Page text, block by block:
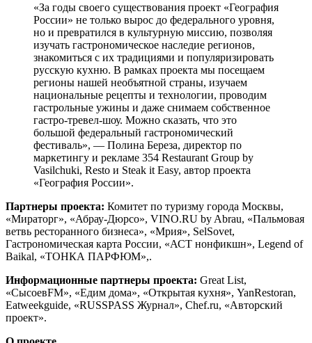
«За годы своего существования проект «География
России» не только вырос до федерального уровня,
но и превратился в культурную миссию, позволяя
изучать гастрономическое наследие регионов,
знакомиться с их традициями и популяризировать
русскую кухню. В рамках проекта мы посещаем
регионы нашей необъятной страны, изучаем
национальные рецепты и технологии, проводим
гастрольные ужины и даже снимаем собственное
гастро-тревел-шоу. Можно сказать, что это
большой федеральный гастрономический
фестиваль», — Полина Береза, директор по
маркетингу и рекламе 354 Restaurant Group by
Vasilchuki, Resto и Steak it Easy, автор проекта
«География России».
Партнеры проекта: Комитет по туризму города Москвы,
«Мираторг», «Абрау-Дюрсо», VINO.RU by Abrau, «Пальмовая
ветвь ресторанного бизнеса», «Мрия», SelSovet,
Гастрономическая карта России, «АСТ нонфикшн», Legend of
Baikal, «ТОНКА ПАРФЮМ»,.
Информационные партнеры проекта: Great List,
«СысоевFМ», «Едим дома», «Открытая кухня», YanRestoran,
Eatweekguide, «RUSSPASS Журнал», Chef.ru, «Авторский
проект».